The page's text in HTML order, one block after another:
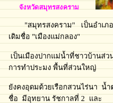
จังหวัดสมุทรสงคราม
"สมุทรสงคราม" เป็นอำเภอที่
เดิมชื่อ "เมืองแม่กลอง"
เป็นเมืองปากแม่น้ำที่ชาวบ้านส่
การทำประมง พื้นที่ส่วนใหญ่
ยังคงอุดมด้วยเรือกสวนไร่นา น้
ชื่อ มีอุทยาน รัชกาลที่ 2 และ